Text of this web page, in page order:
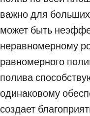
важно для больших
может быть
неравномерному
равномерного
полива
одинаковому
создает